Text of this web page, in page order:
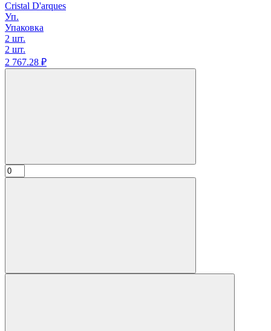
Cristal D'arques
Уп.
Упаковка
2 шт.
2 шт.
2 767.28 ₽